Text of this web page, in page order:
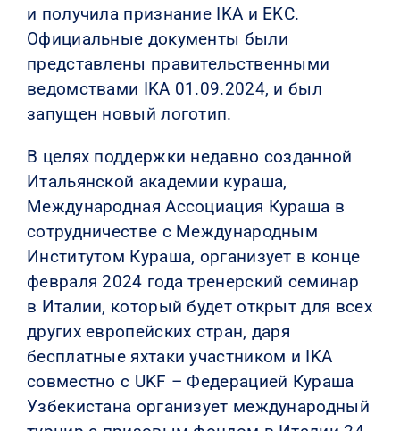
и получила признание IKA и EKC.
Официальные документы были
представлены правительственными
ведомствами IKA 01.09.2024, и был
запущен новый логотип.
В целях поддержки недавно созданной
Итальянской академии кураша,
Международная Ассоциация Кураша в
сотрудничестве с Международным
Институтом Кураша, организует в конце
февраля 2024 года тренерский семинар
в Италии, который будет открыт для всех
других европейских стран, даря
бесплатные яхтаки участником и IKA
совместно с UKF – Федерацией Кураша
Узбекистана организует международный